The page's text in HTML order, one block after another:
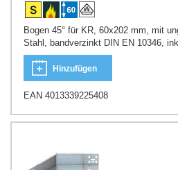
Bogen 45° für KR, 60x202 mm, mit
Stahl, bandverzinkt DIN EN 10346,
Hinzufügen
EAN 4013339225408